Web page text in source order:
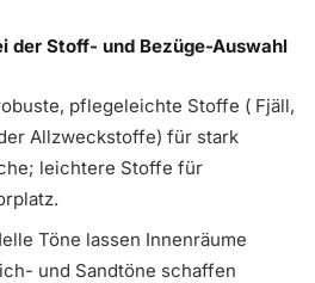
der Stoff- und Bezüge-Auswahl
pflegeleichte Stoffe ( Fjäll,
Allzweckstoffe) für stark
leichtere Stoffe für
Töne lassen Innenräume
und Sandtöne schaffen